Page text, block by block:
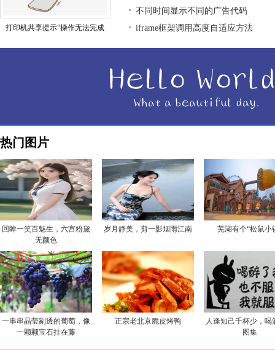
打印机共享提示“操作无法完成
不同时间显示不同的广告代码
iframe框架调用高度自适应方法
热门图片
回眸一笑百魅生，六宫粉黛
无颜色
岁月静美，剪一影烟雨江南 芜湖有个“松鼠小
一串串晶莹剔透的葡萄，像
一颗颗宝石挂在藤
正宗老北京脆皮烤鸭
人逢知己千杯少，喝
图集